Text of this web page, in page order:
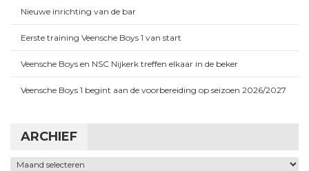
Nieuwe inrichting van de bar
Eerste training Veensche Boys 1 van start
Veensche Boys en NSC Nijkerk treffen elkaar in de beker
Veensche Boys 1 begint aan de voorbereiding op seizoen 2026/2027
ARCHIEF
Archief